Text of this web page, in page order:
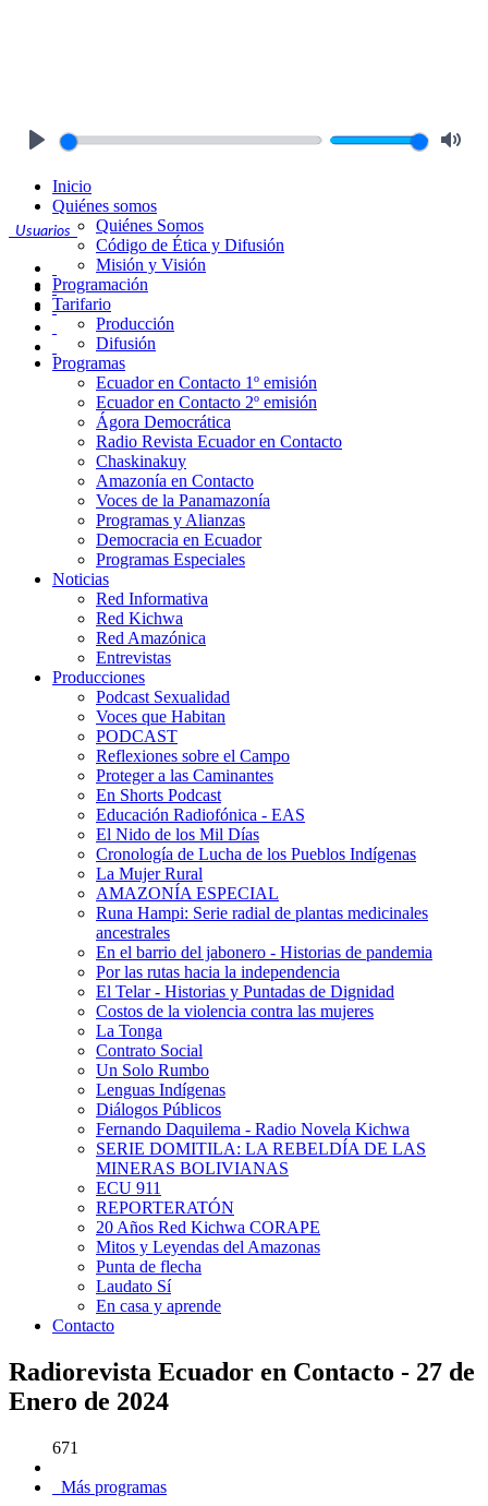
Usuarios
Inicio
Quiénes somos
Quiénes Somos
Código de Ética y Difusión
Misión y Visión
Programación
Tarifario
Producción
Difusión
Programas
Ecuador en Contacto 1º emisión
Ecuador en Contacto 2º emisión
Ágora Democrática
Radio Revista Ecuador en Contacto
Chaskinakuy
Amazonía en Contacto
Voces de la Panamazonía
Programas y Alianzas
Democracia en Ecuador
Programas Especiales
Noticias
Red Informativa
Red Kichwa
Red Amazónica
Entrevistas
Producciones
Podcast Sexualidad
Voces que Habitan
PODCAST
Reflexiones sobre el Campo
Proteger a las Caminantes
En Shorts Podcast
Educación Radiofónica - EAS
El Nido de los Mil Días
Cronología de Lucha de los Pueblos Indígenas
La Mujer Rural
AMAZONÍA ESPECIAL
Runa Hampi: Serie radial de plantas medicinales
ancestrales
En el barrio del jabonero - Historias de pandemia
Por las rutas hacia la independencia
El Telar - Historias y Puntadas de Dignidad
Costos de la violencia contra las mujeres
La Tonga
Contrato Social
Un Solo Rumbo
Lenguas Indígenas
Diálogos Públicos
Fernando Daquilema - Radio Novela Kichwa
SERIE DOMITILA: LA REBELDÍA DE LAS
MINERAS BOLIVIANAS
ECU 911
REPORTERATÓN
20 Años Red Kichwa CORAPE
Mitos y Leyendas del Amazonas
Punta de flecha
Laudato Sí
En casa y aprende
Contacto
Radiorevista Ecuador en Contacto - 27 de
Enero de 2024
671
Más programas